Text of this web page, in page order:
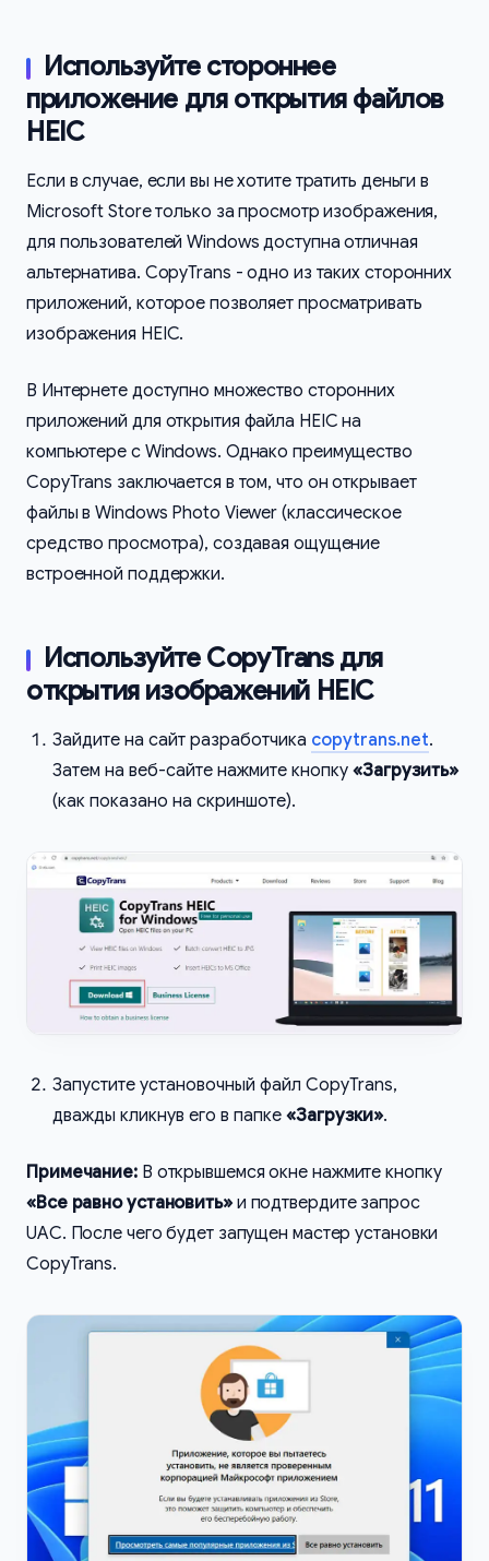
Используйте стороннее
приложение для открытия файлов
HEIC
Если в случае, если вы не хотите тратить деньги в
Microsoft Store только за просмотр изображения,
для пользователей Windows доступна отличная
альтернатива. CopyTrans - одно из таких сторонних
приложений, которое позволяет просматривать
изображения HEIC.
В Интернете доступно множество сторонних
приложений для открытия файла HEIC на
компьютере с Windows. Однако преимущество
CopyTrans заключается в том, что он открывает
файлы в Windows Photo Viewer (классическое
средство просмотра), создавая ощущение
встроенной поддержки.
Используйте CopyTrans для
открытия изображений HEIC
Зайдите на сайт разработчика copytrans.net.
Затем на веб-сайте нажмите кнопку «Загрузить»
(как показано на скриншоте).
Запустите установочный файл CopyTrans,
дважды кликнув его в папке «Загрузки».
Примечание: В открывшемся окне нажмите кнопку
«Все равно установить»и подтвердите запрос
UAC. После чего будет запущен мастер установки
CopyTrans.